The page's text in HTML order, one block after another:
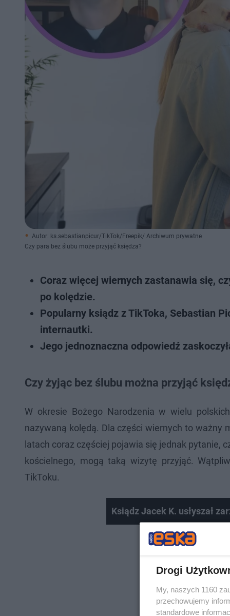
Autor: ks.sebastianpicur/TikTok/Freepik/ Archiwum prywatne
Czy para bez ślubu może przyjąć księdza?
Coraz więcej wiernych zastanawia się,
po kolędzie.
Popularny ksiądz z TikToka, Sebastian
internautki.
Jego jednoznaczna odpowiedź
Czy żyjąc bez ślubu można przyjąć
W okresie Bożego Narodzenia w wielu
nazywaną kolędą. Dla części wiernych to ważny
latach coraz częściej pojawia się jednak pytanie,
kościelnego, mogą taką wizytę przyjąć.
TikToku.
Ksiądz Jacek K. usłyszał
Drogi
My, naszych 1160
przechowujemy
standardowe